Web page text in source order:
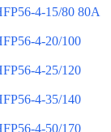
4-15/80 80А
4-20/100
4-25/120
4-35/140
4-50/170